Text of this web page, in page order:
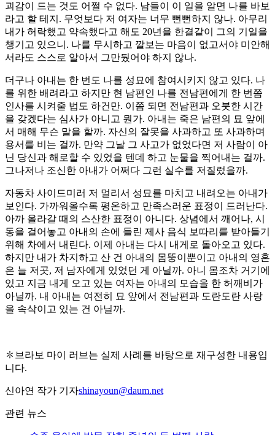
괴감이 드는 것도 어쩔 수 없다. 남들이 이 일을 알면 나를 바보
라고 할 테지. 무엇보다 저 여자는 너무 뻔뻔하지 않나. 아무리
내가 허락했고 약속했다고 해도 20년을 한결같이 그의 기일을
챙기고 있으니. 나를 무시하고 깔보는 마음이 없고서야 미안해
서라도 스스로 알아서 그만뒀어야 하지 않나.
더구나 아내는 한 번도 나를 성묘에 참여시키지 않고 있다. 나
를 위한 배려라고 하지만 현 남편인 나를 전남편에게 한 번쯤
인사를 시켜줄 법도 하건만. 이쯤 되면 전남편과 오붓한 시간
을 갖겠다는 심사가 아니고 뭔가. 아내는 죽은 남편의 묘 앞에
서 매해 무슨 말을 할까. 자신의 잘못을 사과하고 또 사과하며
용서를 비는 걸까. 만약 그날 그 사고가 없었다면 저 사람이 아
닌 당신과 해로할 수 있었을 텐데 하고 눈물을 찍어내는 걸까.
그나저나 조신한 아내가 어쩌다 그런 실수를 저질렀을까.
자동차 사이드미러 저 멀리서 성묘를 마치고 내려오는 아내가
보인다. 가까워올수록 평온하고 만족스러운 표정이 드러난다.
아까 올라갈 때의 스산한 표정이 아니다. 상념에서 깨어나, 시
동을 걸어놓고 아내의 손에 들린 제사 음식 보따리를 받아들기
위해 차에서 내린다. 이제 아내는 다시 내게로 돌아오고 있다.
하지만 내가 차지하고 산 건 아내의 몸뚱이뿐이고 아내의 영혼
은 늘 저곳, 저 남자에게 있었던 게 아닐까. 아니 몸조차 거기에
있고 지금 내게 오고 있는 여자는 아내의 모습을 한 허깨비가
아닐까. 내 아내는 여전히 묘 앞에서 전남편과 도란도란 사랑
을 속삭이고 있는 건 아닐까.
✽브라보 마이 러브는 실제 사례를 바탕으로 재구성한 내용입
니다.
신아연 작가 기자shinayoun@daum.net
관련 뉴스